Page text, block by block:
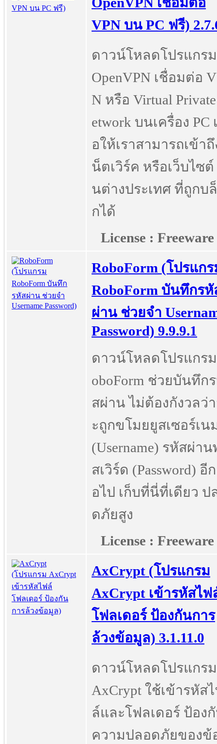
VPN บน PC ฟรี)
ดาวน์โหลดโปรแกรม
OpenVPN เชื่อมต่อ
N หรือ Virtual
etwork บนเครื่อง PC
อให้เราสามารถเข้าถึ
น็ตเวิร์ค หรือเว็บไซต์
นต่างประเทศ ที่ถูกบ
กได้
License : Freeware
RoboForm (โปรแก
RoboForm บันทึกรหั
ผ่าน ช่วยจำ
Password) 9.9.9.1
ดาวน์โหลดโปรแกร
oboForm ช่วยบันทึก
สผ่าน ไม่ต้องกังวลว่
ะถูกขโมยยูสเซอร์เน
(Username) รหัสผ่า
สเวิร์ด (Password) อี
อไป เก็บที่นี่ที่เดียว ป
ดภัยสูง
License : Freeware
AxCrypt (โปรแกรม
AxCrypt เข้ารหัสไฟ
โฟลเดอร์ ป้องกันการ
ล้วงข้อมูล) 3.1.11.0
ดาวน์โหลดโปรแกรม
AxCrypt ใช้เข้ารหัส
ล์และโฟลเดอร์ ป้อง
ความปลอดภัยของข้